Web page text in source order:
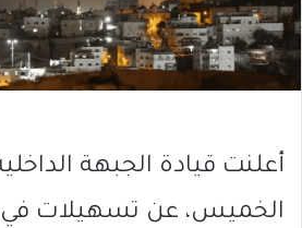
أعلنت قيادة الجبهة
الخميس، عن تسهيلات في